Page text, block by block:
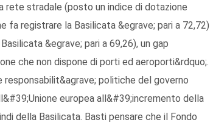
stradale (posto un indice di dotazione
registrare la Basilicata &egrave; pari a 72,72)
&egrave; pari a 69,26), un gap
che non dispone di porti ed aeroporti&rdquo;.
politiche del governo
europea all&#39;incremento della
della Basilicata. Basti pensare che il Fondo